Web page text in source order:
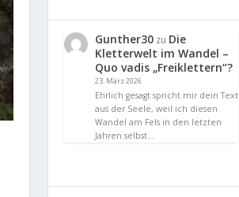
Gunther30 zu Die
Kletterwelt im Wandel –
Quo vadis „Freiklettern“?
23. März 2026
Ehrlich gesagt spricht mir dein Text
aus der Seele, weil ich diesen
Wandel am Fels in den letzten
Jahren selbst…